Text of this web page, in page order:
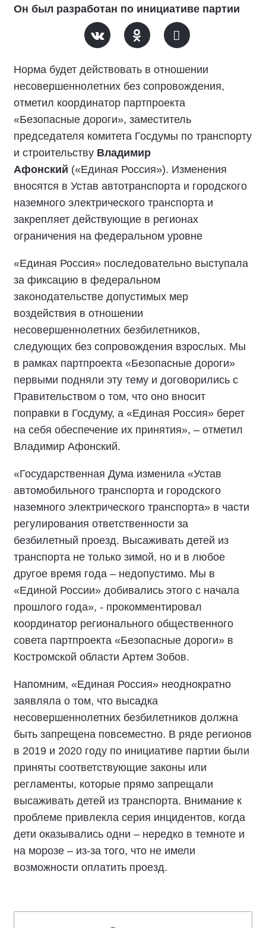
Он был разработан по инициативе партии
Норма будет действовать в отношении
несовершеннолетних без сопровождения,
отметил координатор партпроекта
«Безопасные дороги», заместитель
председателя комитета Госдумы по транспорту
и строительству Владимир
Афонский («Единая Россия»). Изменения
вносятся в Устав автотранспорта и городского
наземного электрического транспорта и
закрепляет действующие в регионах
ограничения на федеральном уровне
«Единая Россия» последовательно выступала
за фиксацию в федеральном
законодательстве допустимых мер
воздействия в отношении
несовершеннолетних безбилетников,
следующих без сопровождения взрослых. Мы
в рамках партпроекта «Безопасные дороги»
первыми подняли эту тему и договорились с
Правительством о том, что оно вносит
поправки в Госдуму, а «Единая Россия» берет
на себя обеспечение их принятия», – отметил
Владимир Афонский.
«Государственная Дума изменила «Устав
автомобильного транспорта и городского
наземного электрического транспорта» в части
регулирования ответственности за
безбилетный проезд. Высаживать детей из
транспорта не только зимой, но и в любое
другое время года – недопустимо. Мы в
«Единой России» добивались этого с начала
прошлого года», - прокомментировал
координатор регионального общественного
совета партпроекта «Безопасные дороги» в
Костромской области Артем Зобов.
Напомним, «Единая Россия» неоднократно
заявляла о том, что высадка
несовершеннолетних безбилетников должна
быть запрещена повсеместно. В ряде регионов
в 2019 и 2020 году по инициативе партии были
приняты соответствующие законы или
регламенты, которые прямо запрещали
высаживать детей из транспорта. Внимание к
проблеме привлекла серия инцидентов, когда
дети оказывались одни – нередко в темноте и
на морозе – из-за того, что не имели
возможности оплатить проезд.